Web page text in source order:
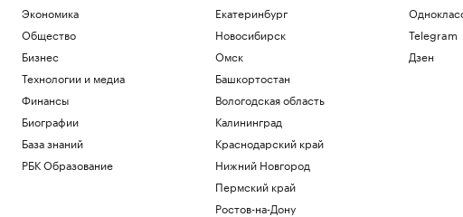
Экономика
Общество
Бизнес
Технологии и медиа
Финансы
Биографии
База знаний
РБК Образование
Екатеринбург
Новосибирск
Омск
Башкортостан
Вологодская область
Калининград
Краснодарский край
Нижний Новгород
Пермский край
Ростов-на-Дону
Telegram
Дзен